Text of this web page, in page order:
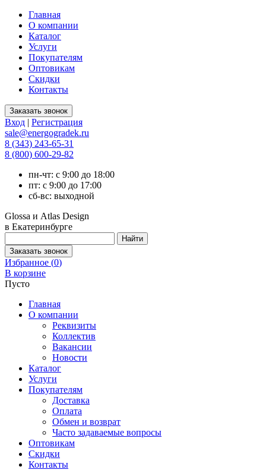
Главная
О компании
Каталог
Услуги
Покупателям
Оптовикам
Скидки
Контакты
Вход | Регистрация
sale@energogradek.ru
8 (343) 243-65-31
8 (800) 600-29-82
пн-чт: с 9:00 до 18:00
пт: с 9:00 до 17:00
сб-вс: выходной
Glossa и Atlas Design
в Екатеринбурге
Избранное (0)
В корзине
Пусто
Главная
О компании
Реквизиты
Коллектив
Вакансии
Новости
Каталог
Услуги
Покупателям
Доставка
Оплата
Обмен и возврат
Часто задаваемые вопросы
Оптовикам
Скидки
Контакты